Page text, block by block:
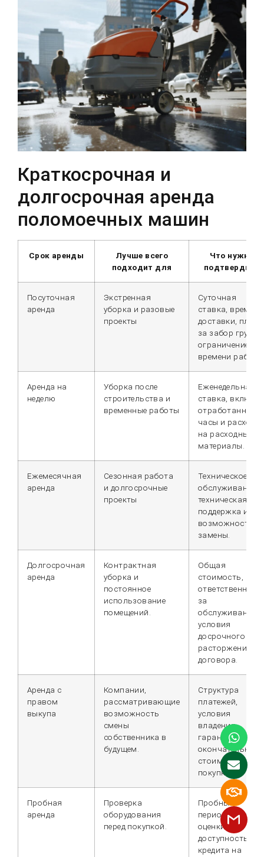
Краткосрочная и
долгосрочная аренда
поломоечных машин
Срок аренды
Лучше всего
подходит для
Что нужно
подтвердить
Посуточная
аренда
Экстренная
уборка и разовые
проекты
Суточная
ставка, время
доставки, плата
за забор груза и
ограничение по
времени
Аренда на
неделю
Уборка после
строительства и
временные работы
Еженедельная
ставка,
отработанные
часы и расходы
на расходные
материалы.
Ежемесячная
аренда
Сезонная работа
и долгосрочные
проекты
Техническое
обслуживание,
техническая
поддержка и
возможность
замены.
Долгосрочная
аренда
Контрактная
уборка и
постоянное
использование
помещений.
Общая
стоимость,
за
обслуживание и
условия
досрочного
расторжения
договора.
Аренда с
правом
выкупа
Компании,
рассматривающие
возможность
смены
собственника в
будущем.
Структура
платежей,
условия
владения,
гарантия и
окончательная
стоимость
покупки.
Пробная
аренда
Проверка
оборудования
перед покупкой.
Пробный
период, условия
оценки и
доступность
кредита на